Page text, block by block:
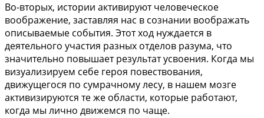
Во-вторых, истории активируют человеческое
воображение, заставляя нас в сознании воображать
описываемые события. Этот ход нуждается в
деятельного участия разных отделов разума, что
значительно повышает результат усвоения. Когда мы
визуализируем себе героя повествования,
движущегося по сумрачному лесу, в нашем мозге
активизируются те же области, которые работают,
когда мы лично движемся по чаще.